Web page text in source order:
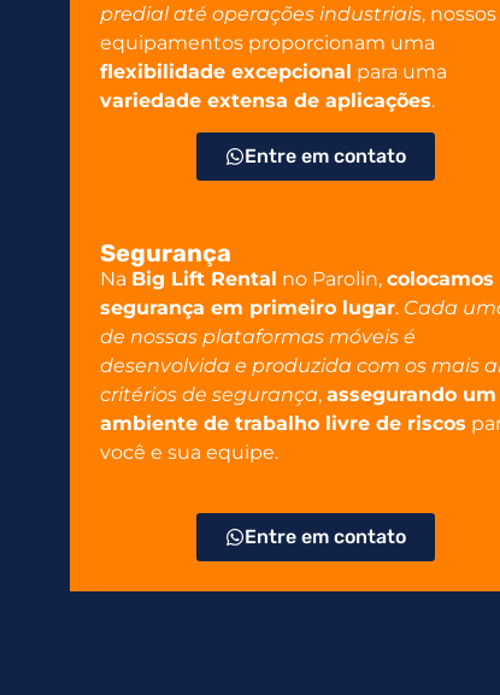
predial até operações industriais, nossos
equipamentos proporcionam uma
flexibilidade excepcional para uma
variedade extensa de aplicações.
Entre em contato
Segurança
Na Big Lift Rental no Parolin, colocamos
segurança em primeiro lugar. Cada
de nossas plataformas móveis é
desenvolvida e produzida com os mais
critérios de segurança, assegurando um
ambiente de trabalho livre de riscos
você e sua equipe.
Entre em contato